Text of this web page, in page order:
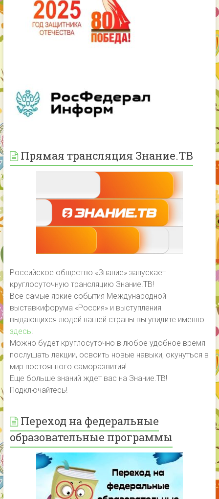
Прямая трансляция Знание.ТВ
Российское общество «Знание» запускает
круглосуточную трансляцию Знание.ТВ!
Все самые яркие события Международной
выставкифорума «Россия» и выступления
выдающихся людей нашей страны вы увидите именно
здесь!
Можно будет круглосуточно в любое удобное время
послушать лекции, освоить новые навыки, окунуться в
мир постоянного саморазвития!
Еще больше знаний ждет вас на Знание.ТВ!
Подключайтесь!
Переход на федеральные
образовательные программы